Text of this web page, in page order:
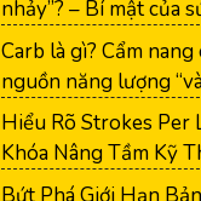
nhảy”? – Bí mật của
Carb là gì? Cẩm
nguồn năng lượng
Hiểu Rõ Strokes Per
Khóa Nâng Tầm Kỹ
Bứt Phá Giới Hạn